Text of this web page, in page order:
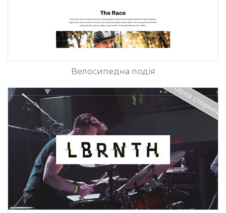
Велосипедна подія
Одна сторінка